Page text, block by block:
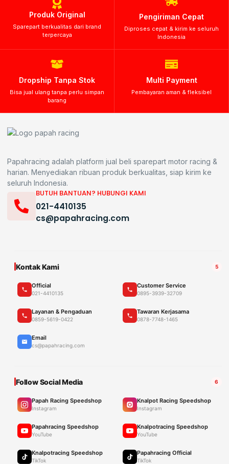
Produk Original
Sparepart berkualitas dari brand
terpercaya
Pengiriman Cepat
Diproses cepat & kirim ke seluruh
Indonesia
Dropship Tanpa Stok
Bisa jual ulang tanpa perlu simpan
barang
Multi Payment
Pembayaran aman & fleksibel
Papahracing adalah platform jual beli sparepart motor racing &
harian. Menyediakan ribuan produk berkualitas, siap kirim ke
seluruh Indonesia.
BUTUH BANTUAN? HUBUNGI KAMI
021-4410135
cs@papahracing.com
Kontak Kami 5
Official
021-4410135
Customer Service
0895-3939-32709
Layanan & Pengaduan
0859-5619-0422
Tawaran Kerjasama
0878-7748-1465
Email
cs@papahracing.com
Follow Social Media 6
Papah Racing Speedshop
Instagram
Knalpot Racing Speedshop
Instagram
Papahracing Speedshop
YouTube
Knalpotracing Speedshop
YouTube
Knalpotracing Speedshop
TikTok
Papahracing Official
TikTok